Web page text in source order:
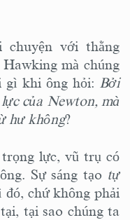
với thằng
mà chúng
gì khi ông hỏi: Bởi
của Newton, mà
hư không?
lực, vũ trụ có
Sự sáng tạo tự
chứ không phải
tại sao chúng ta